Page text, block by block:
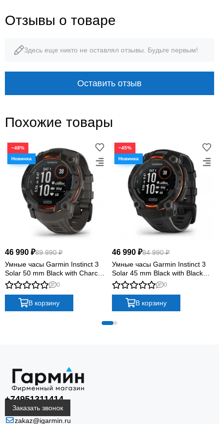
42 г
10 ATM до 21 дня
КОМПАКТНЫЙ ФОРМАТ БЕЗ ОТКАЗА ОТ
ФУНКЦИЙ
Надёжная основа для
тренировок и приключений
Garmin Instinct 2S Camo Edition Mist Camo
объединяют multi-GNSS, датчики ABC, спортивные
режимы и круглосуточный мониторинг здоровья.
Защищённая конструкция
Химически упрочнённое стекло, корпус из
Отзывы о товаре
Здесь еще никто не оставлял отзывы. Будьте первым!
Оставить отзыв
Похожие товары
−48%
46 990 ₽89 990 ₽
Умные часы Garmin Instinct 3
Solar 50 mm Black with Charcoal
Band
0
В корзину
−45%
46 990 ₽84 990 ₽
Умные часы Garmin Instinct 3
Solar 45 mm Black with Black
Band
0
В корзину
+74951311414
Заказать звонок
zakaz@igarmin.ru